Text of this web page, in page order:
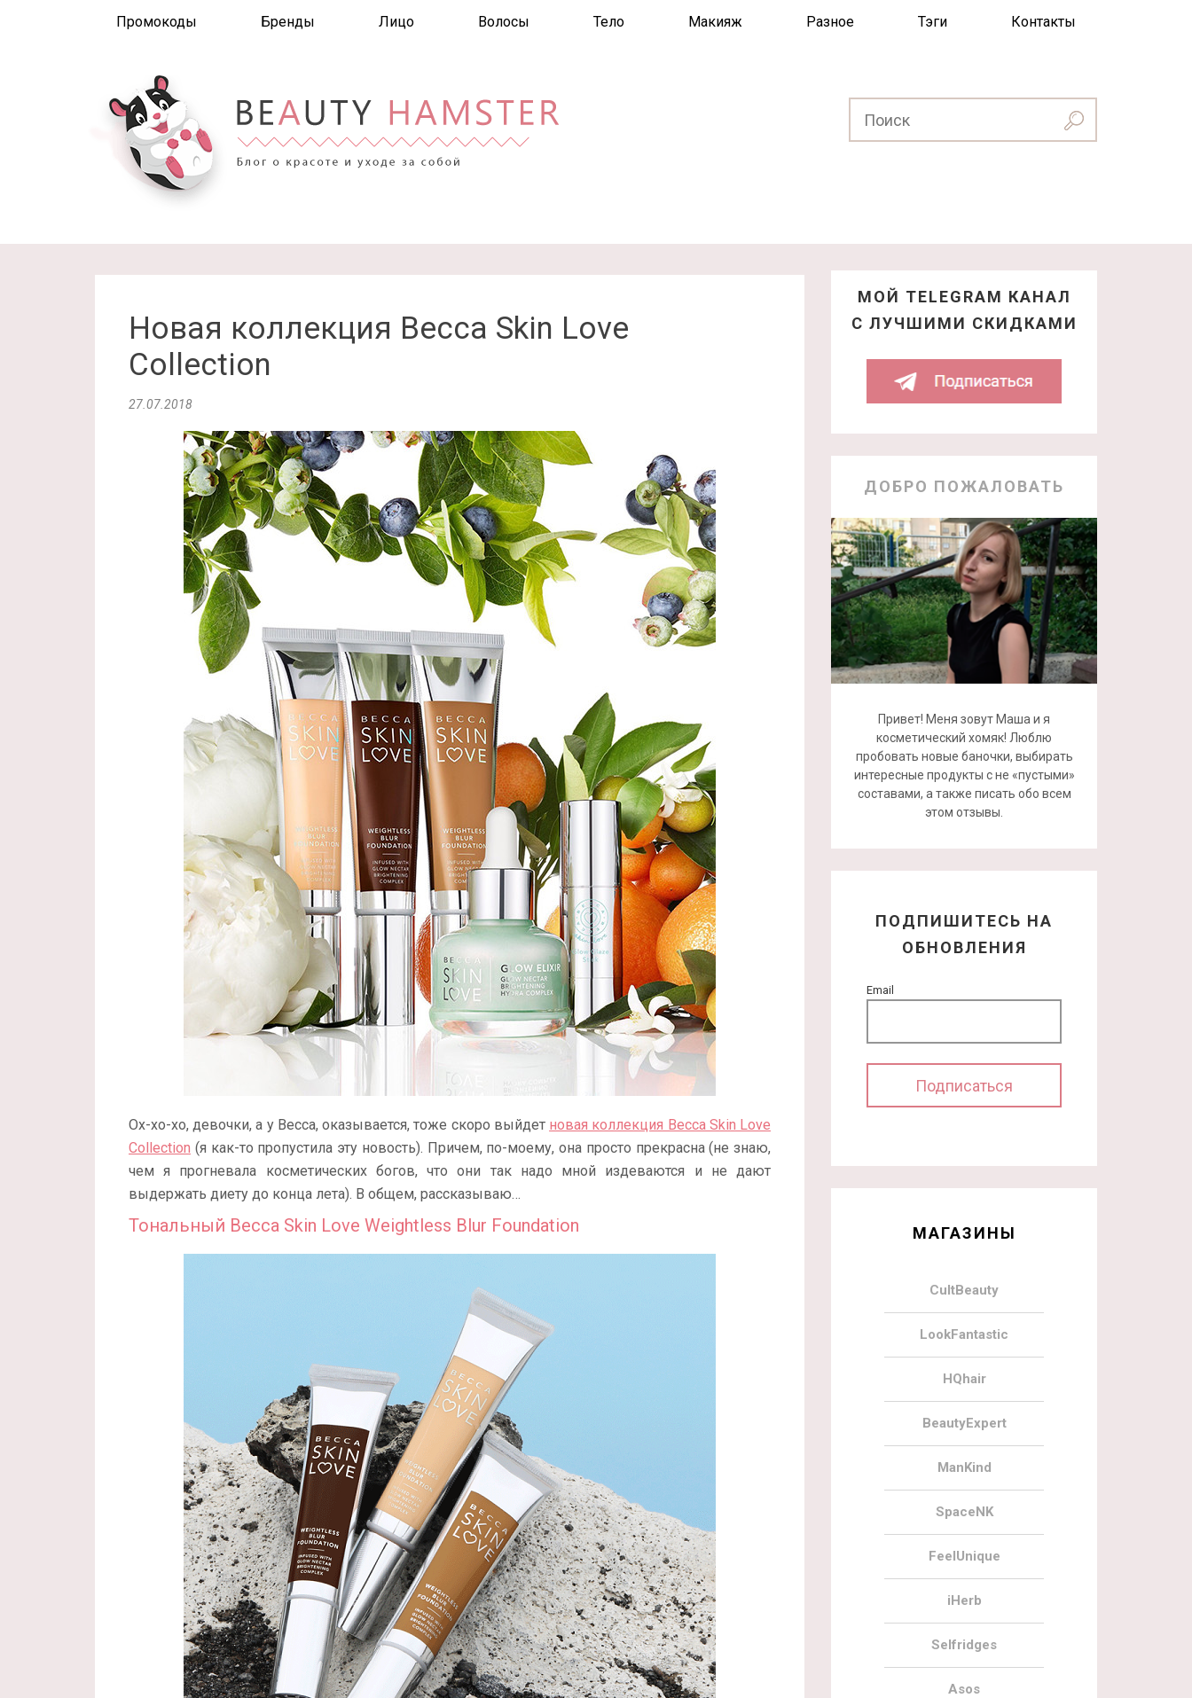
Промокоды Бренды Лицо Волосы Тело Макияж Разное Тэги Контакты
Новая коллекция Becca Skin Love
Collection
27.07.2018
Ох-хо-хо, девочки, а у Becca, оказывается, тоже скоро выйдет новая коллекция Becca Skin Love
Collection (я как-то пропустила эту новость). Причем, по-моему, она просто прекрасна (не знаю,
чем я прогневала косметических богов, что они так надо мной издеваются и не дают
выдержать диету до конца лета). В общем, рассказываю…
Тональный Becca Skin Love Weightless Blur Foundation
МОЙ TELEGRAM КАНАЛ
С ЛУЧШИМИ СКИДКАМИ
ДОБРО ПОЖАЛОВАТЬ
Привет! Меня зовут Маша и я
косметический хомяк! Люблю
пробовать новые баночки, выбирать
интересные продукты с не «пустыми»
составами, а также писать обо всем
этом отзывы.
ПОДПИШИТЕСЬ НА
ОБНОВЛЕНИЯ
Email
МАГАЗИНЫ
CultBeauty
LookFantastic
HQhair
BeautyExpert
ManKind
SpaceNK
FeelUnique
iHerb
Selfridges
Asos